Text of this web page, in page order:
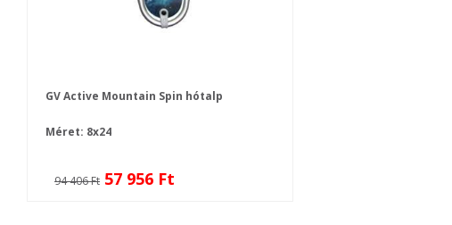
GV Active Mountain Spin hótalp
Méret: 8x24
94 406 Ft 57 956 Ft